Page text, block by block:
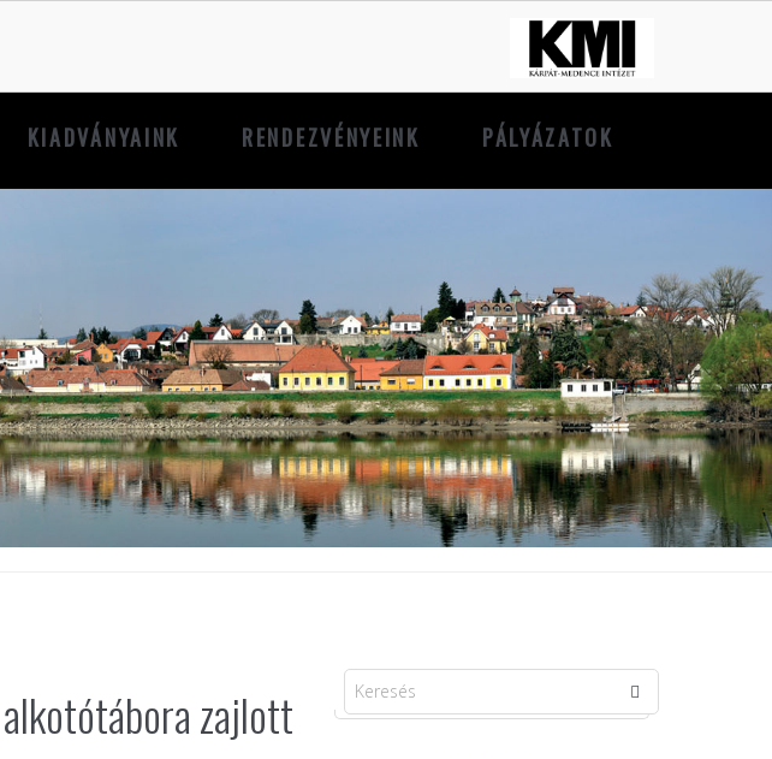
KIADVÁNYAINK RENDEZVÉNYEINK PÁLYÁZATOK
zajlott